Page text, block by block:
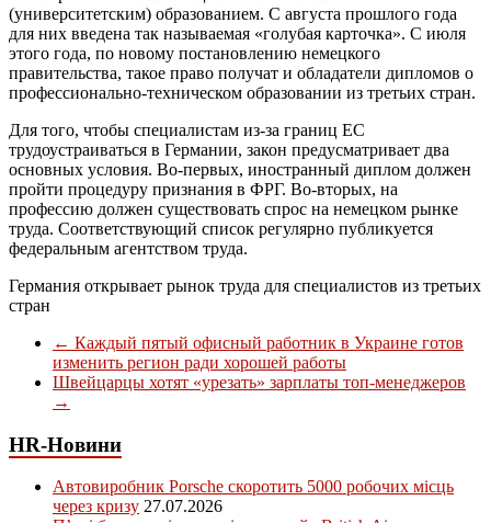
(университетским) образованием. С августа прошлого года
для них введена так называемая «голубая карточка». С июля
этого года, по новому постановлению немецкого
правительства, такое право получат и обладатели дипломов о
профессионально-техническом образовании из третьих стран.
Для того, чтобы специалистам из-за границ ЕС
трудоустраиваться в Германии, закон предусматривает два
основных условия. Во-первых, иностранный диплом должен
пройти процедуру признания в ФРГ. Во-вторых, на
профессию должен существовать спрос на немецком рынке
труда. Соответствующий список регулярно публикуется
федеральным агентством труда.
Германия открывает рынок труда для специалистов из третьих
стран
← Каждый пятый офисный работник в Украине готов
изменить регион ради хорошей работы
Швейцарцы хотят «урезать» зарплаты топ-менеджеров
→
HR-Новини
Автовиробник Porsche скоротить 5000 робочих місць
через кризу 27.07.2026